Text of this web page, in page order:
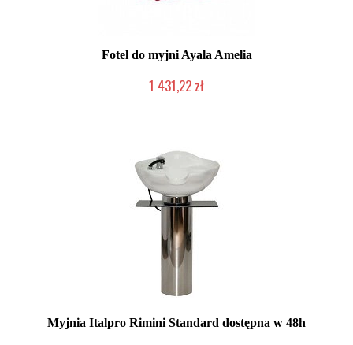
Fotel do myjni Ayala Amelia
1 431,22 zł
Myjnia Italpro Rimini Standard dostępna w 48h